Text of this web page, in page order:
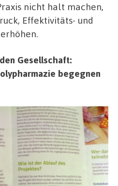
nicht halt machen,
Effektivitäts- und
Gesellschaft:
begegnen